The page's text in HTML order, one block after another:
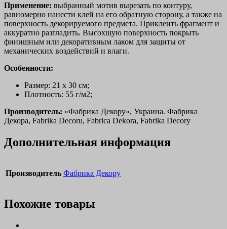
Применение: выбранный мотив вырезать по контуру,
равномерно нанести клей на его обратную сторону, а также на
поверхность декорируемого предмета. Приклеить фрагмент и
аккуратно разгладить. Высохшую поверхность покрыть
финишным или декоративным лаком для защиты от
механических воздействий и влаги.
Особенности:
Размер: 21 х 30 см;
Плотность: 55 г/м2;
Производитель: «Фабрика Декору», Украина. Фабрика
Декора, Fabrika Decoru, Fabrica Dekora, Fabrika Decory
Дополнительная информация
Производитель Фабрика Декору
Похожие товары